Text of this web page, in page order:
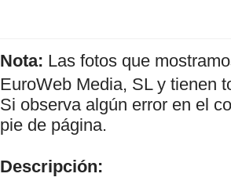
Nota: Las fotos que
EuroWeb Media, SL y tienen
Si observa algún error en el
pie de página.
Descripción: